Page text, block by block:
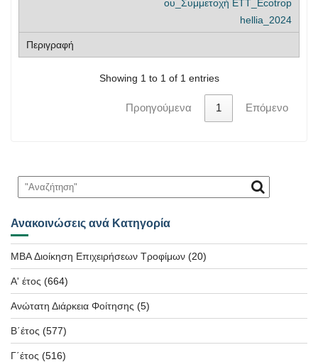
ου_Συμμετοχή ΕΤΤ_Ecotrop
hellia_2024
Showing 1 to 1 of 1 entries
Προηγούμενα 1 Επόμενο
Ανακοινώσεις ανά Κατηγορία
MBA Διοίκηση Επιχειρήσεων Τροφίμων (20)
Α' έτος (664)
Ανώτατη Διάρκεια Φοίτησης (5)
Β΄έτος (577)
Γ΄έτος (516)